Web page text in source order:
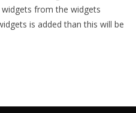
from the widgets
is added than this will be